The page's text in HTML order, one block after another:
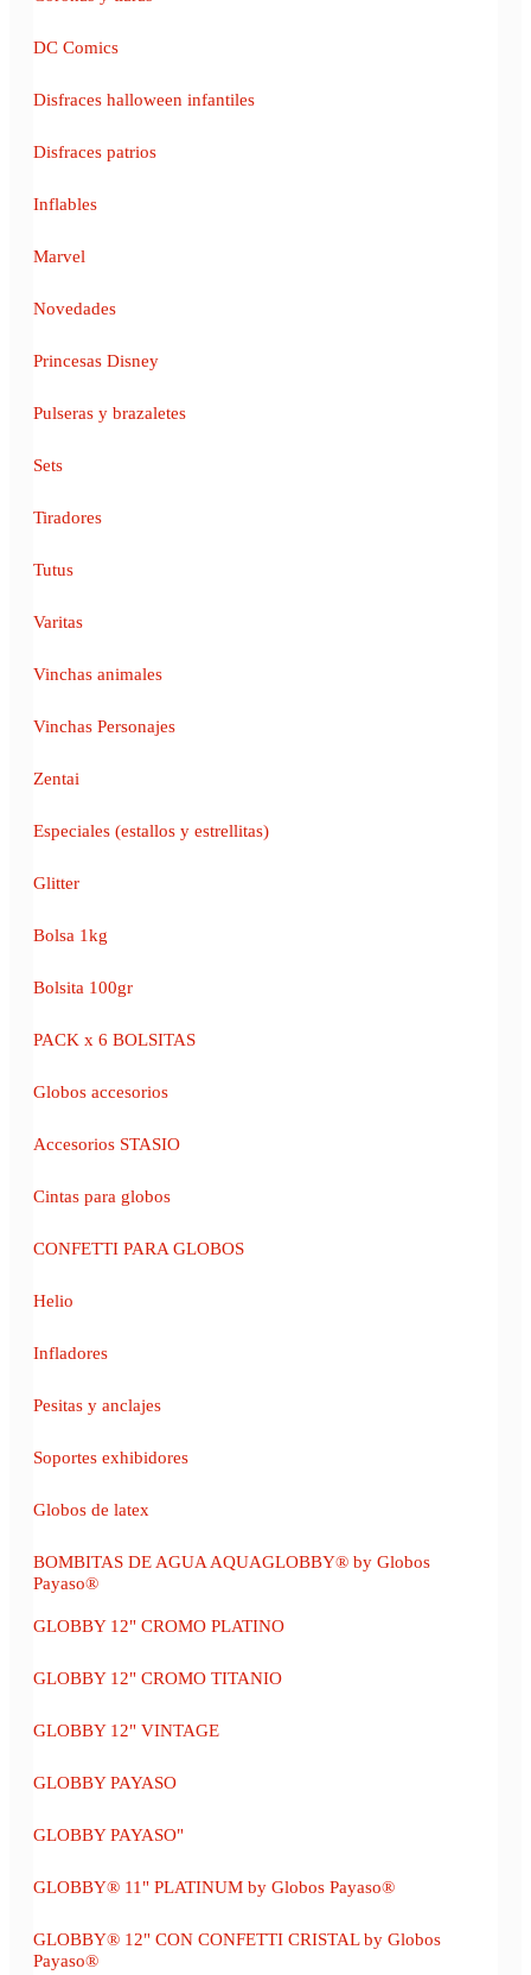
DC Comics
Disfraces halloween infantiles
Disfraces patrios
Inflables
Marvel
Novedades
Princesas Disney
Pulseras y brazaletes
Sets
Tiradores
Tutus
Varitas
Vinchas animales
Vinchas Personajes
Zentai
Especiales (estallos y estrellitas)
Glitter
Bolsa 1kg
Bolsita 100gr
PACK x 6 BOLSITAS
Globos accesorios
Accesorios STASIO
Cintas para globos
CONFETTI PARA GLOBOS
Helio
Infladores
Pesitas y anclajes
Soportes exhibidores
Globos de latex
BOMBITAS DE AGUA AQUAGLOBBY® by Globos
Payaso®
GLOBBY 12" CROMO PLATINO
GLOBBY 12" CROMO TITANIO
GLOBBY 12" VINTAGE
GLOBBY PAYASO
GLOBBY PAYASO"
GLOBBY® 11" PLATINUM by Globos Payaso®
GLOBBY® 12" CON CONFETTI CRISTAL by Globos
Payaso®